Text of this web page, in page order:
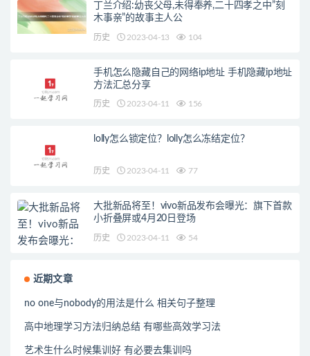
丁兰介绍:幼丧父母,未得奉养,二十四孝之中”刻
木事亲”的故事主人公
历史 2023-04-13 104
手机怎么隐藏自己的网络ip地址 手机隐藏ip地址
方法汇总分享
历史 2023-04-11 156
lolly怎么锁定位？lolly怎么冻结定位？
历史 2023-04-11 77
大批新品将至！vivo新品发布会曝光：旗下首款
小折叠屏或4月20日登场
历史 2023-04-11 54
近期文章
no one与nobody的用法是什么 相关句子整理
高中地理学习方法归纳总结 有哪些高效学习法
艺术生什么时候集训好 有必要去集训吗